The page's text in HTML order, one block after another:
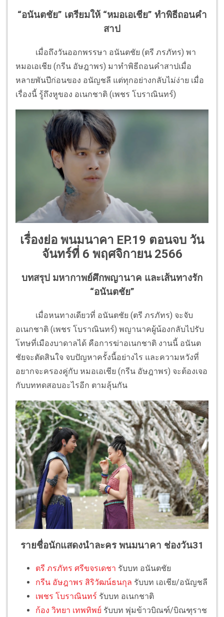
“อนันตชัย” เตรียมให้ “หมอเอเชีย” ทำพิธีถอนคำ
สาป
เมื่อถึงวันออกพรรษา อนันตชัย (ตรี ภรภัทร) พา
หมอเอเชีย (กรีน อัษฎาพร) มาทำพิธีถอนคำสาปเมื่อ
หลายพันปีก่อนของ อนัญชลี แต่ทุกอย่างกลับไม่ง่าย เมื่อ
เรื่องนี้ รู้ถึงหูของ อเนกชาติ (เพชร โบราณินทร์)
เรื่องย่อ พนมนาคา EP.19 ตอนจบ วัน
จันทร์ที่ 6 พฤศจิกายน 2566
บทสรุป มหากาพย์ศึกพญานาค และเส้นทางรัก
“อนันตชัย”
เมื่อหนทางเดียวที่ อนันตชัย (ตรี ภรภัทร) จะจับ
อเนกชาติ (เพชร โบราณินทร์) พญานาคผู้น้องกลับไปรับ
โทษที่เมืองบาดาลได้ คือการฆ่าอเนกชาติ งานนี้ อนันต
ชัยจะตัดสินใจ จบปัญหาครั้งนี้อย่างไร และความหวังที่
อยากจะครองคู่กับ หมอเอเชีย (กรีน อัษฎาพร) จะต้องเจอ
กับบททดสอบอะไรอีก ตามลุ้นกัน
รายชื่อนักแสดงนำละคร พนมนาคา ช่องวัน31
ตรี ภรภัทร ศรีขจรเดชา รับบท อนันตชัย
กรีน อัษฎาพร สิริวัฒน์ธนกุล รับบท เอเชีย/อนัญชลี
เพชร โบราณินทร์ รับบท อเนกชาติ
ก้อง วิทยา เทพทิพย์ รับบท พุ่มข้าวบิณฑ์/บิณฑุราช